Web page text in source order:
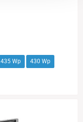
435 Wp 430 Wp